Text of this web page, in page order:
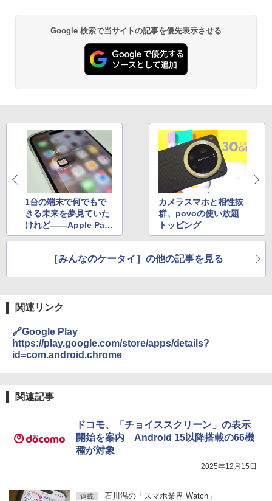
Google 検索で当サイトの記事を優先表示させる
1台の端末で何でもで
きる未来を夢見ていた
けれど――Apple Pay
へのクレカ登録顛末記
カメラスマホと相性抜
群、povoの使い放題
トッピング
［みんなのケータイ］の他の記事を見る
関連リンク
🔗Google Play
https://play.google.com/store/apps/details?
id=com.android.chrome
関連記事
ドコモ、「チョイススクリーン」の表示
開始を案内 Android 15以降搭載の66機
種が対象
2025年12月15日
連載 石川温の「スマホ業界 Watch」